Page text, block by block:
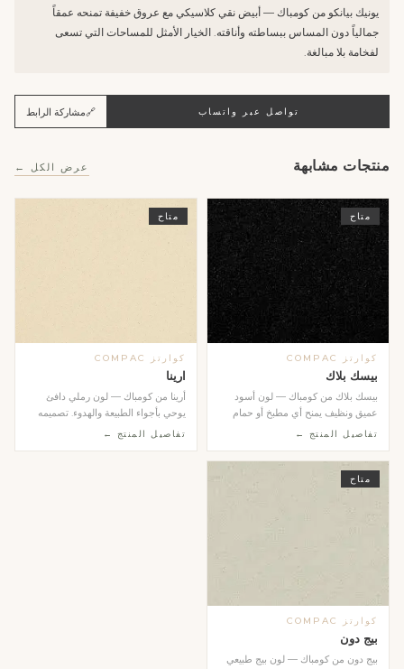
يونيك بيانكو من كومباك — أبيض نقي كلاسيكي مع عروق خفيفة تمنحه عمقاً
جمالياً دون المساس ببساطته وأناقته. الخيار الأمثل للمساحات التي تسعى
لفخامة بلا مبالغة.
تواصل عبر واتساب 🔗مشاركة الرابط
منتجات مشابهة عرض الكل ←
متاح
كوارتز COMPAC
بيسك بلاك
بيسك بلاك من كومباك — لون أسود
عميق ونظيف يمنح أي مطبخ أو حمام
طابعاً عصرياً جري...
تفاصيل المنتج ←
متاح
كوارتز COMPAC
ارينا
أرينا من كومباك — لون رملي دافئ
يوحي بأجواء الطبيعة والهدوء. تصميمه
المتجانس وال...
تفاصيل المنتج ←
متاح
كوارتز COMPAC
بيج دون
بيج دون من كومباك — لون بيج طبيعي